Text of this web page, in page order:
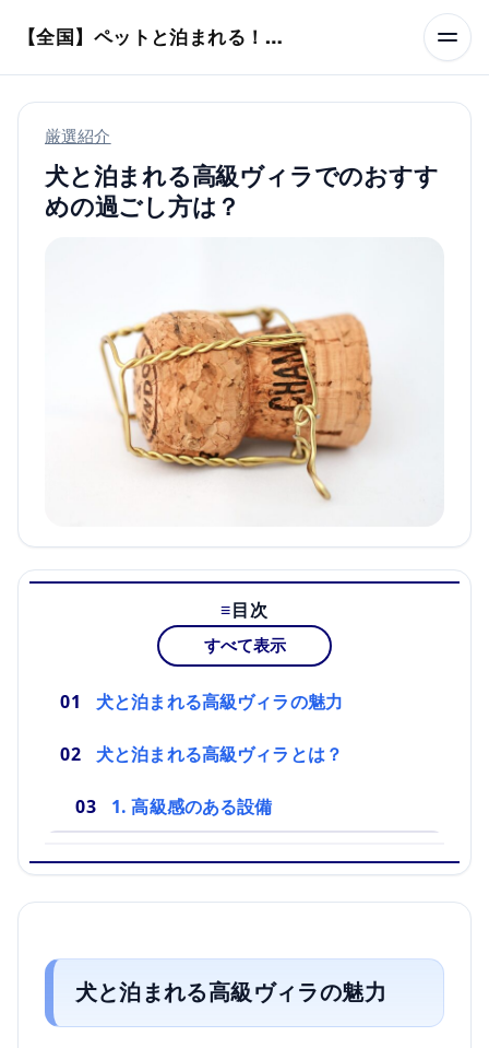
【全国】ペットと泊まれる！ホテル・旅館・ヴィラ
厳選紹介
犬と泊まれる高級ヴィラでのおすす
めの過ごし方は？
目次
すべて表示
犬と泊まれる高級ヴィラの魅力
犬と泊まれる高級ヴィラとは？
1. 高級感のある設備
犬と泊まれる高級ヴィラの魅力